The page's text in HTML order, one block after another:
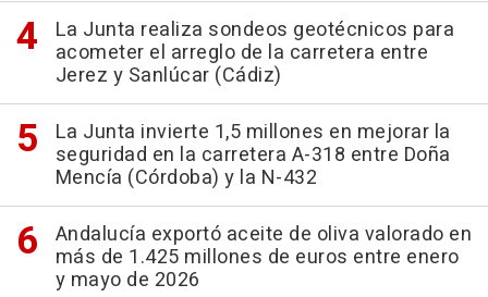
La Junta realiza sondeos geotécnicos para
acometer el arreglo de la carretera entre
Jerez y Sanlúcar (Cádiz)
La Junta invierte 1,5 millones en mejorar la
seguridad en la carretera A-318 entre Doña
Mencía (Córdoba) y la N-432
Andalucía exportó aceite de oliva valorado en
más de 1.425 millones de euros entre enero
y mayo de 2026